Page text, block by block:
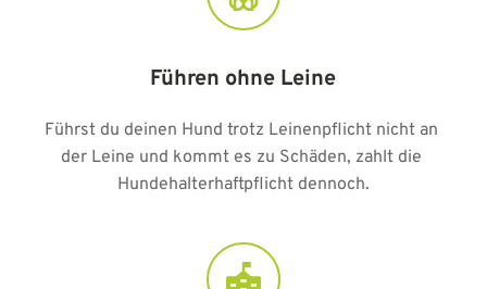
Führen ohne Leine
Führst du deinen Hund trotz Leinenpflicht nicht an
der Leine und kommt es zu Schäden, zahlt die
Hundehalterhaftpflicht dennoch.